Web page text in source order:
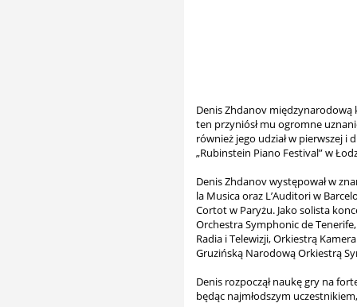
Denis Zhdanov międzynarodową
ten przyniósł mu ogromne
również jego udział w pierwszej
„Rubinstein Piano Festival” w
Denis Zhdanov występował w
la Musica oraz L’Auditori w
Cortot w Paryżu. Jako solista
Orchestra Symphonic de
Radia i Telewizji, Orkiestrą
Gruzińską Narodową Orkiestrą
Denis rozpoczął naukę gry na
będąc najmłodszym